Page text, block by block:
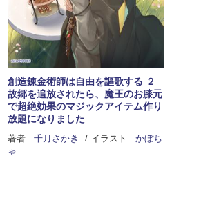
創造錬金術師は自由を謳歌する ２
故郷を追放されたら、魔王のお膝元
で超絶効果のマジックアイテム作り
放題になりました
著者 : 千月さかき イラスト : かぼち
ゃ